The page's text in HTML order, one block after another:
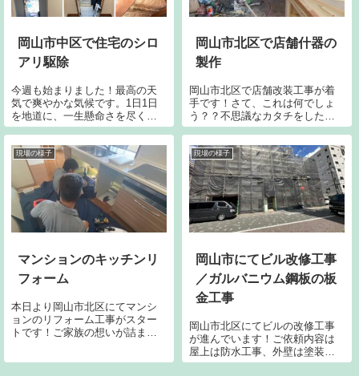
岡山市中区で住宅のシロ
アリ駆除
今週も始まりました！最高の天
気で爽やかな気候です。1日1日
を地道に、一生懸命さを尽くし
て踏ん張っていきますので皆さ
ションを愛してやってください
ね。笑本日は岡山市中区にて、
シロアリ駆除工事です。リフォ
ームする際にシ...
岡山市北区で店舗什器の
製作
岡山市北区で店舗改装工事が着
手です！さて、これは何でしょ
う？？不思議なカタチをしたも
のが幾つかありますがこれらを
が出来るか乞うご期待くださ
い！ヒントは・・ペット。。。
答えがお分かりになった方今す
ぐお電話くださいね...
現場の様子
マンションのキッチンリ
フォーム
本日より岡山市北区にてマンシ
ョンのリフォーム工事がスター
トです！ご家族の想いが詰まっ
現場の様子
岡山市にてビル改修工事
／ガルバニウム鋼板の板
金工事
岡山市北区にてビルの改修工事
が進んでいます！ご依頼内容は
屋上は防水工事、外壁は塗装工
事、タイル壁はガルバニウム鋼